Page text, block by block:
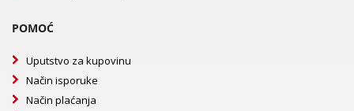
POMOĆ
Uputstvo za kupovinu
Način isporuke
Način plaćanja